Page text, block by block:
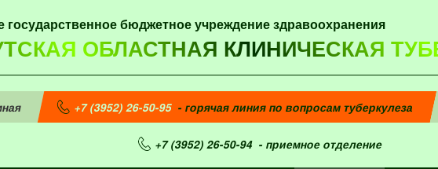
государственное бюджетное учреждение здравоохранения
ОБЛАСТНАЯ КЛИНИЧЕСКАЯ
+7 (3952) 26-50-95- горячая линия по вопросам туберкулеза
+7 (3952) 26-50-94- приемное отделение